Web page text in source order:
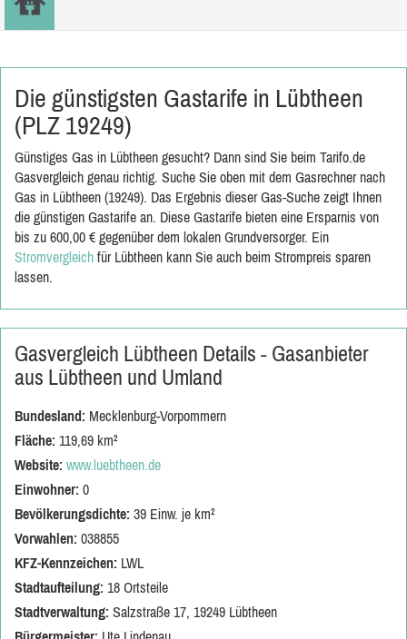
Die günstigsten Gastarife in Lübtheen
(PLZ 19249)
Günstiges Gas in Lübtheen gesucht? Dann sind Sie beim Tarifo.de
Gasvergleich genau richtig. Suche Sie oben mit dem Gasrechner nach
Gas in Lübtheen (19249). Das Ergebnis dieser Gas-Suche zeigt Ihnen
die günstigen Gastarife an. Diese Gastarife bieten eine Ersparnis von
bis zu 600,00 € gegenüber dem lokalen Grundversorger. Ein
Stromvergleich für Lübtheen kann Sie auch beim Strompreis sparen
lassen.
Gasvergleich Lübtheen Details - Gasanbieter
aus Lübtheen und Umland
Bundesland: Mecklenburg-Vorpommern
Fläche: 119,69 km²
Website: www.luebtheen.de
Einwohner: 0
Bevölkerungsdichte: 39 Einw. je km²
Vorwahlen: 038855
KFZ-Kennzeichen: LWL
Stadtaufteilung: 18 Ortsteile
Stadtverwaltung: Salzstraße 17, 19249 Lübtheen